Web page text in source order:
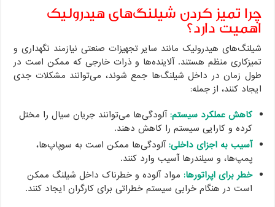
چرا تمیز کردن شیلنگ‌های هیدرولیک
اهمیت دارد؟
شیلنگ‌های هیدرولیک مانند سایر تجهیزات صنعتی نیازمند نگهداری و
تمیزکاری منظم هستند. آلاینده‌ها و ذرات خارجی که ممکن است در
طول زمان در داخل شیلنگ‌ها جمع شوند، می‌توانند مشکلات جدی
ایجاد کنند، از جمله:
کاهش عملکرد سیستم:آلودگی‌ها می‌توانند جریان سیال را مختل
کرده و کارایی سیستم را کاهش دهند.
آسیب به اجزای داخلی:آلودگی‌ها ممکن است به سوپاپ‌ها،
پمپ‌ها، و سیلندرها آسیب وارد کنند.
خطر برای اپراتورها: مواد آلوده و خطرناک داخل شیلنگ ممکن
است در هنگام خرابی سیستم خطراتی برای کارگران ایجاد کنند.